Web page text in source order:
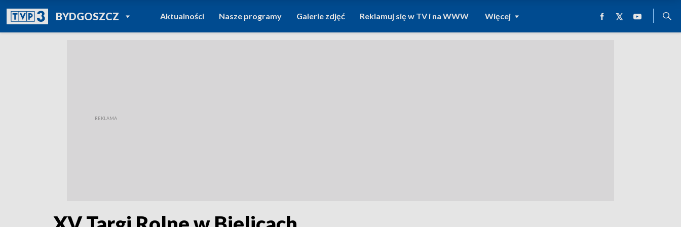
BYDGOSZCZPOWRÓT DO
TVP REGIONY
Aktualności Nasze programy Galerie zdjęć Reklamuj się w TV i na WWW Więcej